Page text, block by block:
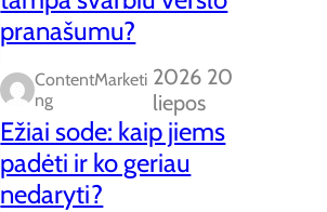
pranašumu?
ContentMarketi
Ng
2026 20
liepos
Ežiai sode: kaip jiems
padėti ir ko geriau
nedaryti?